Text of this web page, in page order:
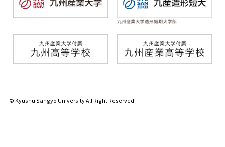
© Kyushu Sangyo University All Right Reserved